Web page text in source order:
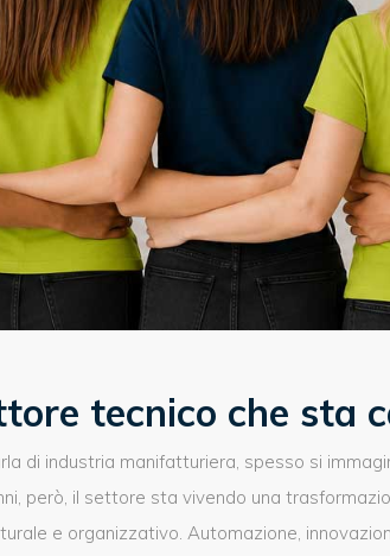
tecnico che sta
di industria manifatturiera, spesso si
però, il settore sta vivendo una
e organizzativo. Automazione,